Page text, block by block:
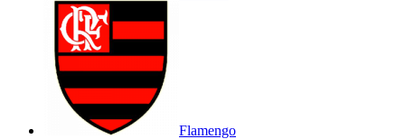
Flamengo